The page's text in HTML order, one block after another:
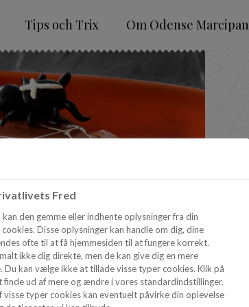
Tips och Trix Om Odense Marcipan
Fred
den gemme eller indhente oplysninger fra din
Disse oplysninger kan handle om dig, dine
ofte til at få hjemmesiden til at fungere korrekt.
ikke dig direkte, men de kan give dig en mere
Du kan vælge ikke at tillade visse typer cookies. Klik på
ud af mere og ændre i vores standardindstillinger.
typer cookies kan eventuelt påvirke din oplevelse